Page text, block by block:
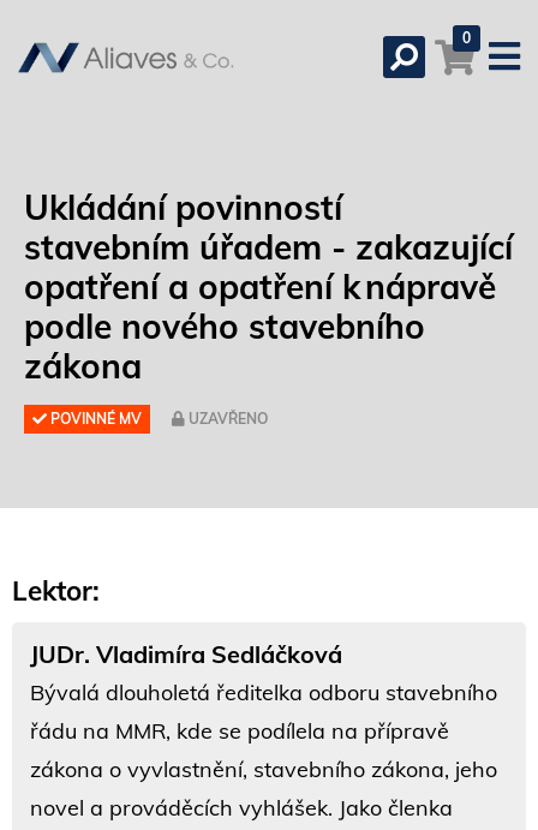
0
Ukládání povinností
stavebním úřadem - zakazující
opatření a opatření k nápravě
podle nového stavebního
zákona
POVINNÉ MV UZAVŘENO
Lektor:
JUDr. Vladimíra Sedláčková
Bývalá dlouholetá ředitelka odboru stavebního
řádu na MMR, kde se podílela na přípravě
zákona o vyvlastnění, stavebního zákona, jeho
novel a prováděcích vyhlášek. Jako členka